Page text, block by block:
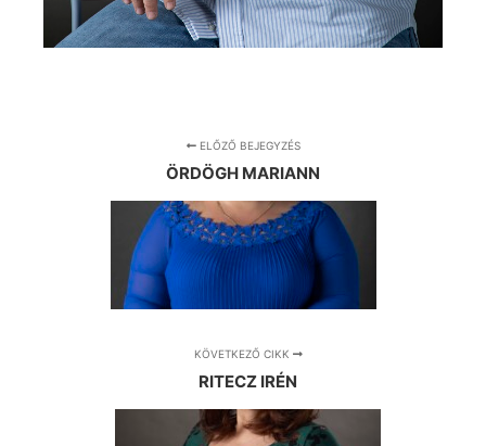
ELŐZŐ BEJEGYZÉS
ÖRDÖGH MARIANN
KÖVETKEZŐ CIKK
RITECZ IRÉN